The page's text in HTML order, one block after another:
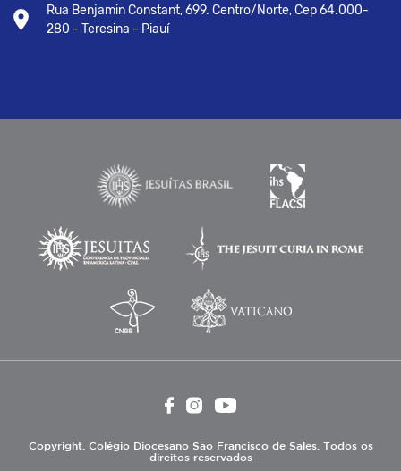
Rua Benjamin Constant, 699. Centro/Norte, Cep 64.000-
280 - Teresina - Piauí
Copyright. Colégio Diocesano São Francisco de Sales. Todos os
direitos reservados